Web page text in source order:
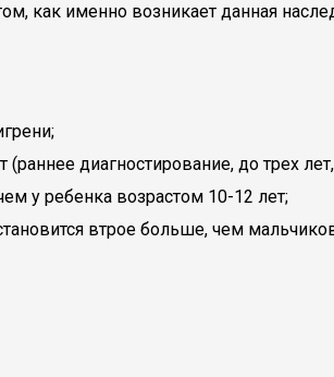
как именно возникает данная
диагностирование, до трех
у ребенка возрастом 10-12 лет;
втрое больше, чем